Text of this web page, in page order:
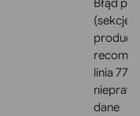
(sekcje/
linia 77):
dane